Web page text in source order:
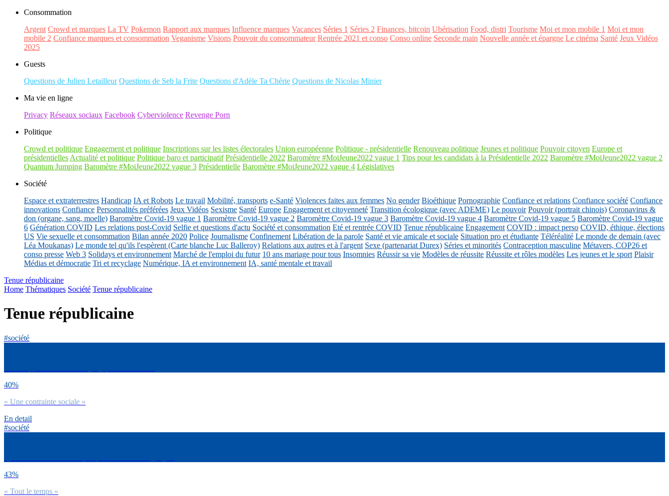
Consommation
Argent Crowd et marques La TV Pokemon Rapport aux marques Influence marques Vacances Séries 1 Séries 2 Finances, bitcoin Ubérisation Food, distri Tourisme Moi et mon mobile 1 Moi et mon
mobile 2 Confiance marques et consommation Veganisme Visions Pouvoir du consommateur Rentrée 2021 et conso Conso online Seconde main Nouvelle année et épargne Le cinéma Santé Jeux Vidéos
2025
Guests
Questions de Julien Letailleur Questions de Seb la Frite Questions d'Adèle Ta Chérie Questions de Nicolas Minier
Ma vie en ligne
Privacy Réseaux sociaux Facebook Cyberviolence Revenge Porn
Politique
Crowd et politique Engagement et politique Inscriptions sur les listes électorales Union européenne Politique - présidentielle Renouveau politique Jeunes et politique Pouvoir citoyen Europe et
présidentielles Actualité et politique Politique baro et participatif Présidentielle 2022 Baromètre #MoiJeune2022 vague 1 Tips pour les candidats à la Présidentielle 2022 Baromètre #MoiJeune2022 vague 2
Quantum Jumping Baromètre #MoiJeune2022 vague 3 Présidentielle Baromètre #MoiJeune2022 vague 4 Législatives
Société
Espace et extraterrestres Handicap IA et Robots Le travail Mobilité, transports e-Santé Violences faites aux femmes No gender Bioéthique Pornographie Confiance et relations Confiance société Confiance
innovations Confiance Personnalités préférées Jeux Vidéos Sexisme Santé Europe Engagement et citoyenneté Transition écologique (avec ADEME) Le pouvoir Pouvoir (portrait chinois) Coronavirus &
don (organe, sang, moelle) Baromètre Covid-19 vague 1 Baromètre Covid-19 vague 2 Baromètre Covid-19 vague 3 Baromètre Covid-19 vague 4 Baromètre Covid-19 vague 5 Baromètre Covid-19 vague
6 Génération COVID Les relations post-Covid Selfie et questions d'actu Société et consommation Eté et rentrée COVID Tenue républicaine Engagement COVID : impact perso COVID, éthique, élections
US Vie sexuelle et consommation Bilan année 2020 Police Journalisme Confinement Libération de la parole Santé et vie amicale et sociale Situation pro et étudiante Téléréalité Le monde de demain (avec
Léa Moukanas) Le monde tel qu'ils l'espèrent (Carte blanche Luc Balleroy) Relations aux autres et à l'argent Sexe (partenariat Durex) Séries et minorités Contraception masculine Métavers, COP26 et
conso presse Web 3 Solidays et environnement Marché de l'emploi du futur 10 ans mariage pour tous Insomnies Réussir sa vie Modèles de réussite Réussite et rôles modèles Les jeunes et le sport Plaisir
Médias et démocratie Tri et recyclage Numérique, IA et environnement IA, santé mentale et travail
Tenue républicaine
Home Thématiques Société Tenue républicaine
Tenue républicaine
#société
40%
« Une contrainte sociale »
En detail
#société
43%
« Tout le temps »